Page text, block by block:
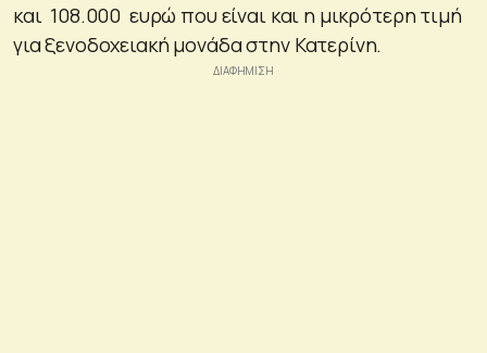
και 108.000 ευρώ που είναι και η μικρότερη τιμή
για ξενοδοχειακή μονάδα στην Κατερίνη.